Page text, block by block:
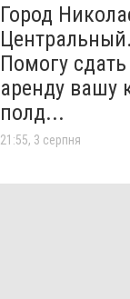
Город
Помогу
аренду вашу
полд...
21:55, 3 серпня